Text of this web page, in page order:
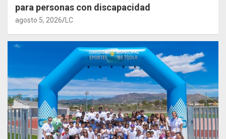
para personas con discapacidad
agosto 5, 2026 LC